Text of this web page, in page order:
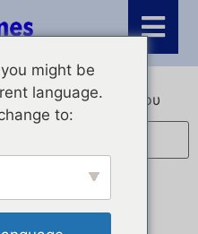
Γράψτε ένα μέρος του
αποσπάσματος...
might be
language.
to: